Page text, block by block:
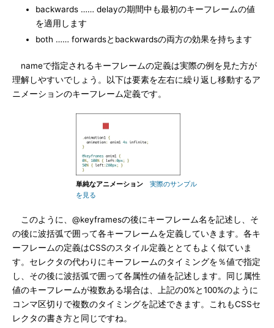
backwards …… delayの期間中も最初のキーフレームの値
を適用します
both …… forwardsとbackwardsの両方の効果を持ちます
nameで指定されるキーフレームの定義は実際の例を見た方が
理解しやすいでしょう。以下は要素を左右に繰り返し移動するア
ニメーションのキーフレーム定義です。
単純なアニメーション
実際のサンプル
を見る
このように、@keyframesの後にキーフレーム名を記述し、そ
の後に波括弧で囲って各キーフレームを定義していきます。各キ
ーフレームの定義はCSSのスタイル定義ととてもよく似ていま
す。セレクタの代わりにキーフレームのタイミングを％値で指定
し、その後に波括弧で囲って各属性の値を記述します。同じ属性
値のキーフレームが複数ある場合は、上記の0%と100%のように
コンマ区切りで複数のタイミングを記述できます。これもCSSセ
レクタの書き方と同じですね。